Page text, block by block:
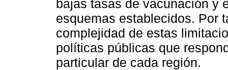
bajas tasas de vacunación y
esquemas establecidos. Por
complejidad de estas
políticas públicas que
particular de cada región.